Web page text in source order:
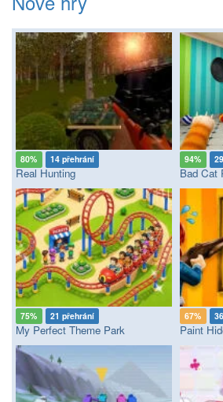
80% 14 přehrání
Real Hunting
94%
75% 21 přehrání
My Perfect Theme Park
67%
Paint